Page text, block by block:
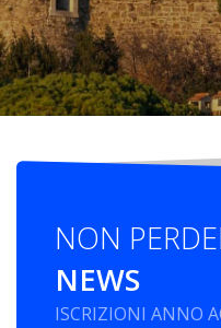
NON
NEWS
ISCRIZIONI ANNO